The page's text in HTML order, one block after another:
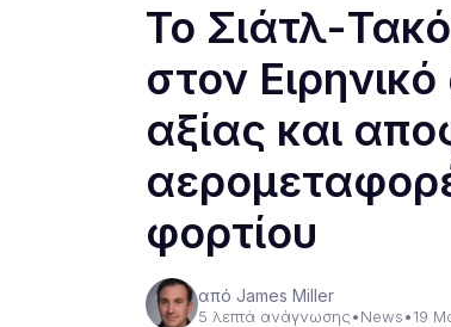
Το Σιάτλ-
στον
αξίας και
φορτίου
από James Miller
5 λεπτά ανάγνωσης•News•19